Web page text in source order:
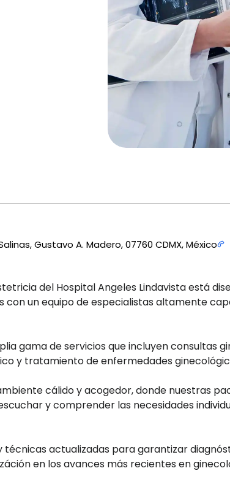
Gustavo A. Madero, 07760 CDMX, México
del Hospital Angeles Lindavista está
con un equipo de especialistas altamente
gama de servicios que incluyen consultas
y tratamiento de enfermedades
cálido y acogedor, donde nuestras
y comprender las necesidades
técnicas actualizadas para garantizar
en los avances más recientes en